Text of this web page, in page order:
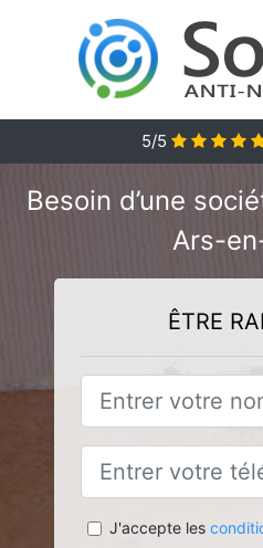
5/5
Besoin d’une
Ars-
ÊTRE
J'accepte les